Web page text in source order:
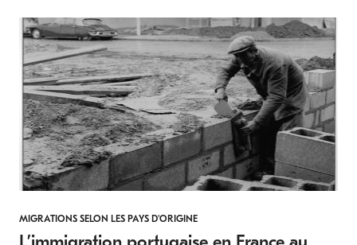
MIGRATIONS SELON LES PAYS D'ORIGINE